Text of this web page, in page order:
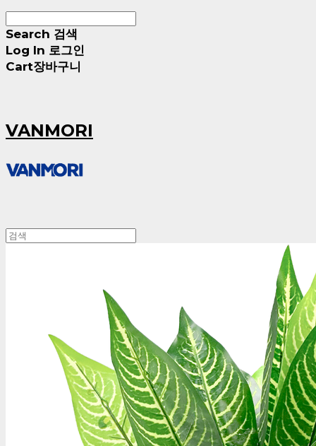
Search 검색
Log In 로그인
Cart장바구니
VANMORI